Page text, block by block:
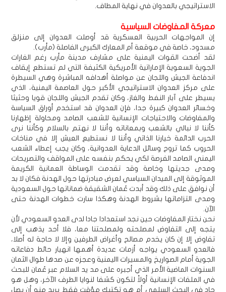
الاستراتيجي بالعدوان في نهاية المطاف.
معركة المفاوضات السياسية
إن المواجهات الحربية العسكرية قد أوصلت العدوان إلى منزلق
مسدود، خاصة في موقعة أم المعارك الكبرى الفاصلة (مأرب).
لقد أضحت القوات اليمنية على مشارف مدينة مأرب رغم الغارات
الجوية السعوية الإماراتية الأمريكية الكثيفة التي لم تستطع إيقاف
اندفاعة الجيش واللجان عن مواصلة أهدافه المباشرة وهي السيطرة
على مركز العدوان الاستراتيجي الأكبر حول العاصمة اليمنية، الذي
يسيطر على آبار النفط والغاز، وكان تقدم الجيش واللجان قويا وحثيثا
وخسائر العدوان كبيرة جدا، فإن العدوان قد استخدم أوراق السياسة
والمفاوضات والاحتياجات الإنسانية للشعب الصامد ومحاولة إظهارنا
كأننا لا نبالي بالشعب وبمعاناته وأننا لا نهتم بالسلام وكأننا نرى
الحرب الدائمة خيارنا الذاتي وأننا لا نستطيع العيش إلا في مناخات
الحروب كما تروج وسائل الدعاية العدوانية، وكان يجب إعطاء الشعب
اليمني الصامد الفرصة لكي يحكم بنفسه على المواقف والتصريحات
ومدى جديتها وخاصة وقد تقدمت الوساطة العمانية الكريمة
الموثوقة إلى الميدان السياسي لعرض مبادرتها حول الهدنة فكان لا بد
أن نوافق على ذلك وقد أبدت عُمان الشقيقة ضماناتها حول السعودية
ومدى التزاماتها بشروط الهدنة وهكذا سارت خطوات الهدنة حتى
الآن.
نحن نختار المفاوضات حين نجد استعدادا جادا لدى العدو السعودي لأن
يتجه إلى التفاوض لمصلحته ولمصلحتنا معا، فلا أحد يذهب إلى
تفاوض إلا إن كان يخدم مصالح وأغراض الطرفين وإلا لا حاجة له أصلا،
فالعدو السعودي يواجه أزمات عديدة أهمها انهيار حائط دفاعاته
الجوية أمام الصواريخ والمسيرات االيمنية وعجزه عن صدها طوال الثمان
السنوات الماضية الأمر الذي أجبره على مد يد السلام عبر عُمان للبحث
في الملفات الإنسانية أولاً لتكون كشفا لنوايا الطرف الآخر، وهل هو
جاد في البحث السلمي أم هو تكتيك مؤقت فقط يريد منه أن يصل